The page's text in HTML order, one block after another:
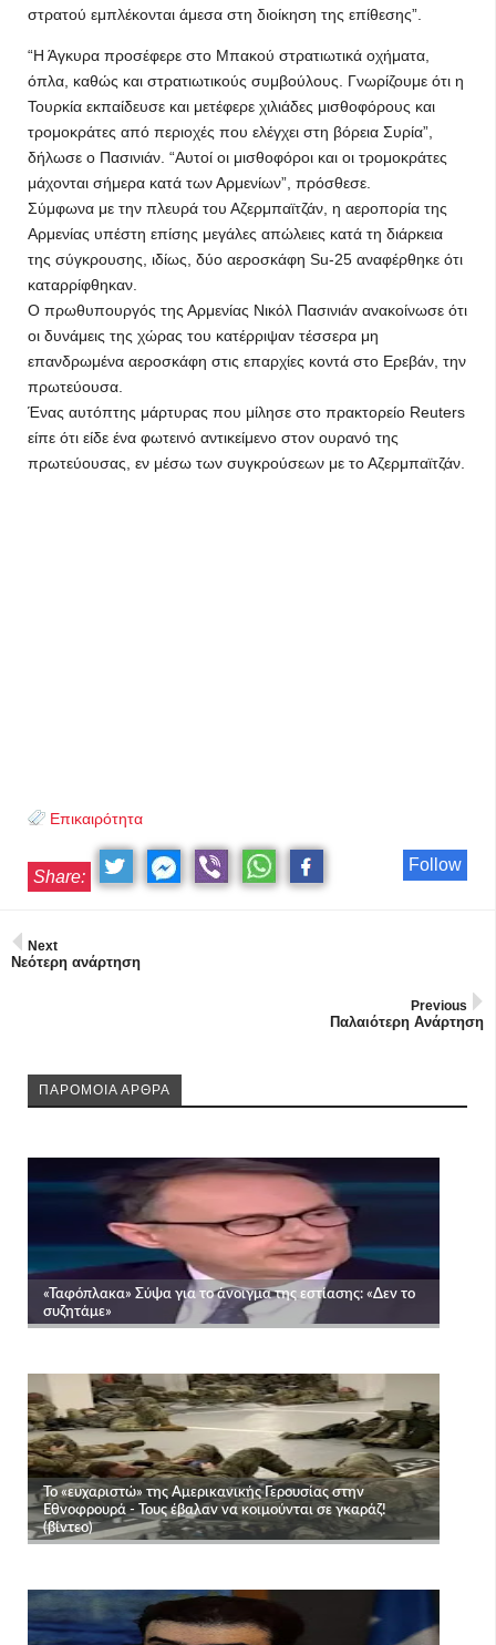
στρατού εμπλέκονται άμεσα στη διοίκηση της επίθεσης”.
“Η Άγκυρα προσέφερε στο Μπακού στρατιωτικά οχήματα,
όπλα, καθώς και στρατιωτικούς συμβούλους. Γνωρίζουμε ότι η
Τουρκία εκπαίδευσε και μετέφερε χιλιάδες μισθοφόρους και
τρομοκράτες από περιοχές που ελέγχει στη βόρεια Συρία”,
δήλωσε ο Πασινιάν. “Αυτοί οι μισθοφόροι και οι τρομοκράτες
μάχονται σήμερα κατά των Αρμενίων”, πρόσθεσε.
Σύμφωνα με την πλευρά του Αζερμπαϊτζάν, η αεροπορία της
Αρμενίας υπέστη επίσης μεγάλες απώλειες κατά τη διάρκεια
της σύγκρουσης, ιδίως, δύο αεροσκάφη Su-25 αναφέρθηκε ότι
καταρρίφθηκαν.
Ο πρωθυπουργός της Αρμενίας Νικόλ Πασινιάν ανακοίνωσε ότι
οι δυνάμεις της χώρας του κατέρριψαν τέσσερα μη
επανδρωμένα αεροσκάφη στις επαρχίες κοντά στο Ερεβάν, την
πρωτεύουσα.
Ένας αυτόπτης μάρτυρας που μίλησε στο πρακτορείο Reuters
είπε ότι είδε ένα φωτεινό αντικείμενο στον ουρανό της
πρωτεύουσας, εν μέσω των συγκρούσεων με το Αζερμπαϊτζάν.
Επικαιρότητα
Follow
Share:
Next
Νεότερη ανάρτηση
Previous
Παλαιότερη Ανάρτηση
ΠΑΡΟΜΟΙΑ ΑΡΘΡΑ